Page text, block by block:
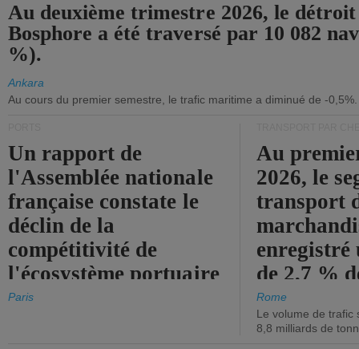
Au deuxième trimestre 2026, le
Bosphore a été traversé par 10 082
%).
Ankara
Au cours du premier semestre, le trafic maritime a diminué de -0,5%.
Un rapport de
l'Assemblée nationale
française constate le
déclin de la
compétitivité de
l'écosystème portuaire
de l'État.
Paris
Au
2026, le
transport
enregistré
de 2,7 %
chiffre
Rome
Le volume de trafic
8,8 milliards de